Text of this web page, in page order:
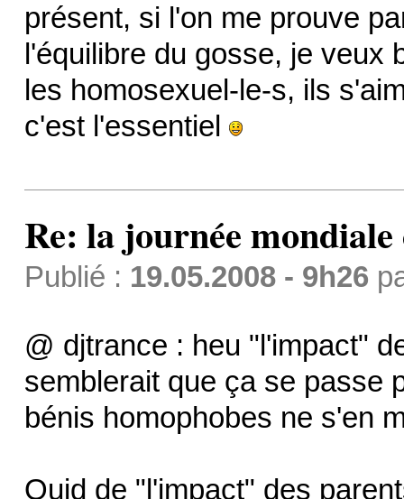
présent, si l'on me prouve
l'équilibre du gosse, je veux
les homosexuel-le-s, ils
c'est l'essentiel
Re: la journée
Publié : 19.05.2008 - 9h26
@ djtrance : heu "l'impact"
semblerait que ça se passe
bénis homophobes ne s'en
Quid de "l'impact" des